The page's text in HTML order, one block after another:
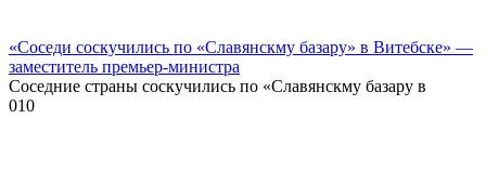
«Соседи соскучились по «Славянскму базару» в Витебске» —
заместитель премьер-министра
Соседние страны соскучились по «Славянскму базару в
010